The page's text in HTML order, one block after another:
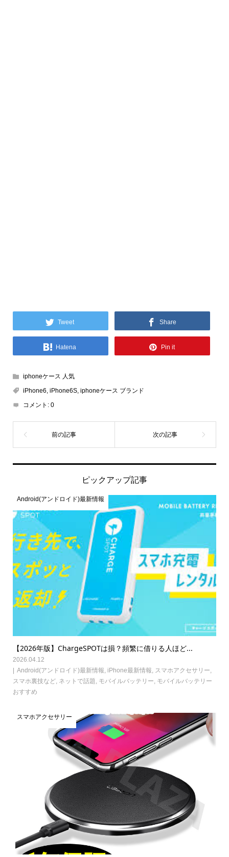
Tweet Share
Hatena Pin it
iphoneケース 人気
iPhone6 iPhone6S, iphoneケース ブランド
コメント: 0
ピックアップ記事
Android(アンドロイド)最新情報
【2026年版】ChargeSPOTは損？頻繁に借りる人ほど...
2026.04.12
Android(アンドロイド)最新情報, iPhone最新情報, スマホアクセサリー,
スマホ裏技など, ネットで話題, モバイルバッテリー, モバイルバッテリー
おすすめ
スマホアクセサリー